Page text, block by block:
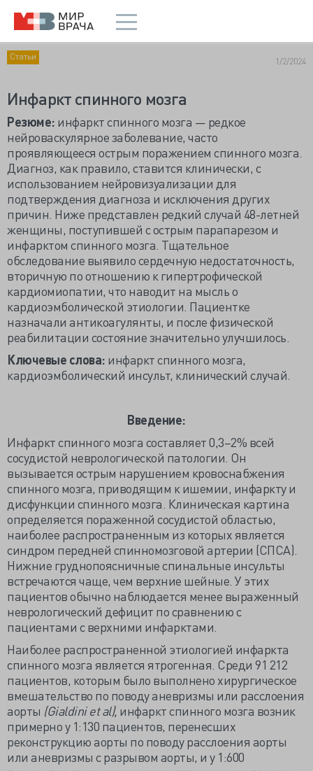
Статьи 1/2/2024
Инфаркт спинного мозга
Резюме: инфаркт спинного мозга — редкое
нейроваскулярное заболевание, часто
проявляющееся острым поражением спинного мозга.
Диагноз, как правило, ставится клинически, с
использованием нейровизуализации для
подтверждения диагноза и исключения других
причин. Ниже представлен редкий случай 48-летней
женщины, поступившей с острым парапарезом и
инфарктом спинного мозга. Тщательное
обследование выявило сердечную недостаточность,
вторичную по отношению к гипертрофической
кардиомиопатии, что наводит на мысль о
кардиоэмболической этиологии. Пациентке
назначали антикоагулянты, и после физической
реабилитации состояние значительно улучшилось.
Ключевые слова: инфаркт спинного мозга,
кардиоэмболический инсульт, клинический случай.
Введение:
Инфаркт спинного мозга составляет 0,3–2% всей
сосудистой неврологической патологии. Он
вызывается острым нарушением кровоснабжения
спинного мозга, приводящим к ишемии, инфаркту и
дисфункции спинного мозга. Клиническая картина
определяется пораженной сосудистой областью,
наиболее распространенным из которых является
синдром передней спинномозговой артерии (СПСА).
Нижние груднопоясничные спинальные инсульты
встречаются чаще, чем верхние шейные. У этих
пациентов обычно наблюдается менее выраженный
неврологический дефицит по сравнению с
пациентами с верхними инфарктами.
Наиболее распространенной этиологией инфаркта
спинного мозга является ятрогенная. Среди 91 212
пациентов, которым было выполнено хирургическое
вмешательство по поводу аневризмы или расслоения
аорты (Gialdini et al), инфаркт спинного мозга возник
примерно у 1:130 пациентов, перенесших
реконструкцию аорты по поводу расслоения аорты
или аневризмы с разрывом аорты, и у 1:600